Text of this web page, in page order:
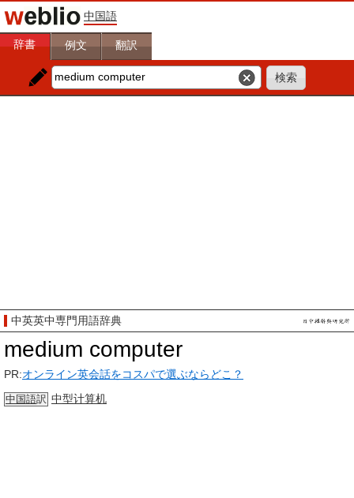
中国語
辞書 例文 翻訳
中英英中専門用語辞典
medium computer
PR:オンライン英会話をコスパで選ぶならどこ？
中国語訳 中型计算机